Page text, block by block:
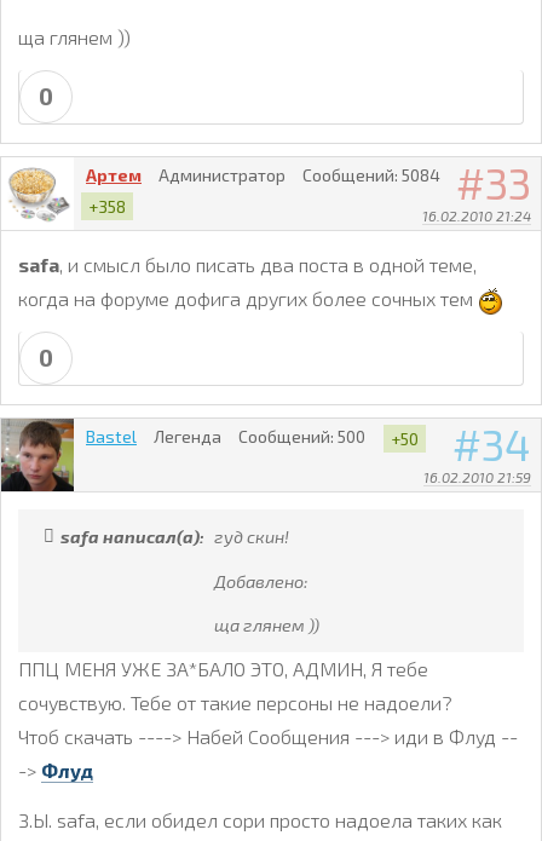
ща глянем ))
0
33
16.02.2010 21:24
Артем Администратор Сообщений: 5084
+358
safa , и смысл было писать два поста в одной теме,
когда на форуме дофига других более сочных тем
0
34
16.02.2010 21:59
Bastel Легенда Сообщений: 500 +50
safa написал(а): гуд скин!
Добавлено:
ща глянем ))
ППЦ МЕНЯ УЖЕ ЗА*БАЛО ЭТО, АДМИН, Я тебе
сочувствую. Тебе от такие персоны не надоели?
Чтоб скачать ----> Набей Сообщения ---> иди в Флуд --
-> Флуд
З.Ы. safa, если обидел сори просто надоела таких как